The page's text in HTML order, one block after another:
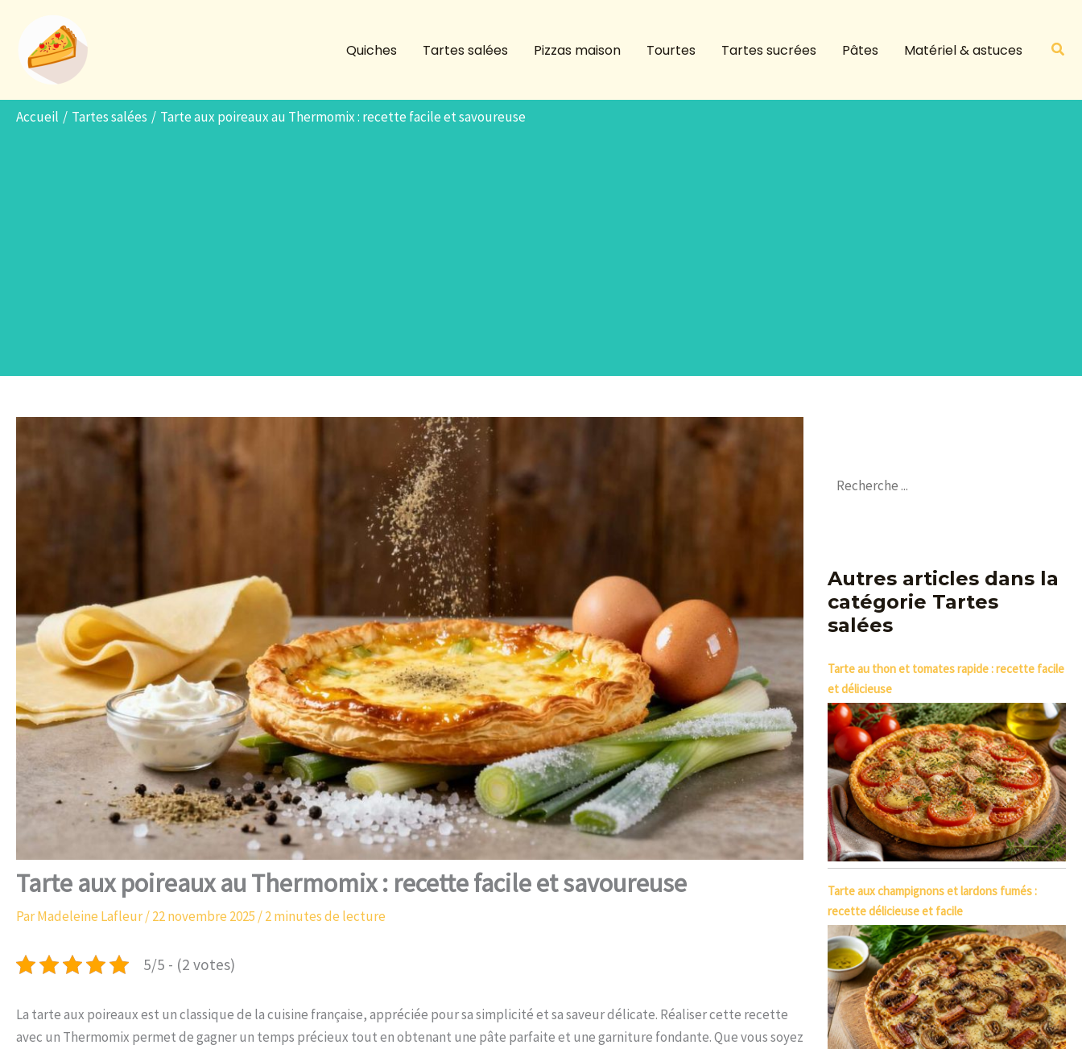
contenu
Quiches Tartes salées Pizzas maison Tourtes Tartes sucrées Pâtes Matériel & astuces
Accueil Tartes salées Tarte aux poireaux au Thermomix : recette facile et savoureuse
Tarte aux poireaux au Thermomix : recette facile et savoureuse
ParMadeleine Lafleur/22 novembre 2025 /2 minutes de lecture
5/5 - (2 votes)
La tarte aux poireaux est un classique de la cuisine française, appréciée pour sa simplicité et sa saveur délicate. Réaliser cette recette
avec un Thermomix permet de gagner un temps précieux tout en obtenant une pâte parfaite et une garniture fondante. Que vous soyez
Autres articles dans la
catégorie Tartes
salées
Tarte au thon et tomates rapide : recette facile
et délicieuse
Tarte aux champignons et lardons fumés :
recette délicieuse et facile